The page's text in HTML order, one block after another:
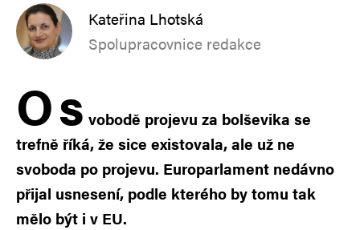
Kateřina Lhotská
Spolupracovnice redakce
Os vobodě projevu za bolševika se
trefně říká, že sice existovala, ale už ne
svoboda po projevu. Europarlament nedávno
přijal usnesení, podle kterého by tomu tak
mělo být i v EU.